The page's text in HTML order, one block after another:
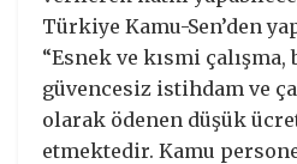
Türkiye Kamu-Sen’den
“Esnek ve kısmi
güvencesiz istihdam ve
olarak ödenen düşük
etmektedir. Kamu